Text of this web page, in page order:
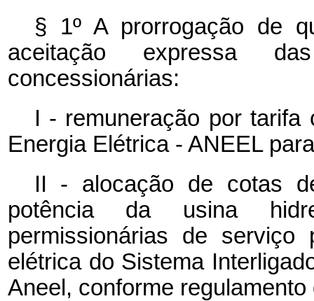
§ 1º A prorrogação de
aceitação expressa
concessionárias:
I - remuneração por tarifa
Energia Elétrica - ANEEL
II - alocação de cotas
potência da usina
permissionárias de
elétrica do Sistema
Aneel, conforme